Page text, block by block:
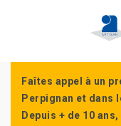
Faîtes appel à un
Perpignan et dans
Depuis + de 10